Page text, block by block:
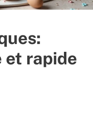
et rapide